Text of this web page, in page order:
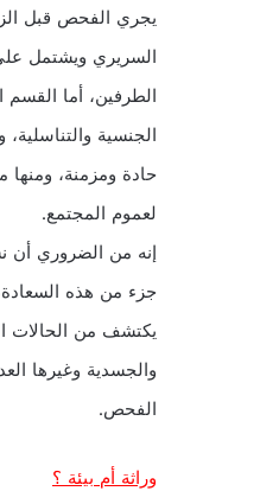
يجري الفحص قبل
السريري ويشتمل
الطرفين، أما القسم
الجنسية
حادة ومزمنة،
لعموم المجتمع.
إنه من الضروري أن
جزء من هذه
يكتشف من الحالات
والجسدية وغيرها
الفحص.
وراثة أم بيئة ؟